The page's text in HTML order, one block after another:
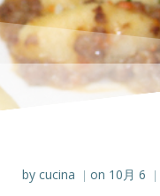
by cucina | on 10月 6 |